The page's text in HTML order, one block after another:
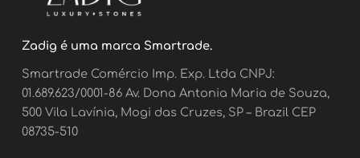
Zadig é uma marca Smartrade.
Smartrade Comércio Imp. Exp. Ltda CNPJ:
01.689.623/0001-86 Av. Dona Antonia Maria de Souza,
500 Vila Lavínia, Mogi das Cruzes, SP – Brazil CEP
08735-510